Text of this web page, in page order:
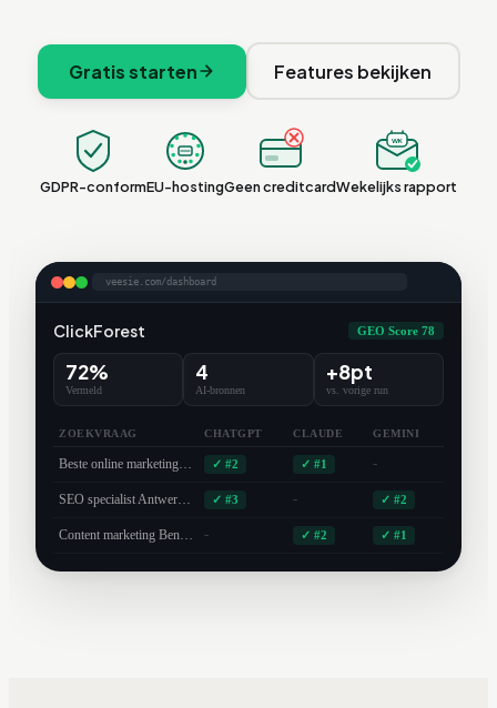
Gratis starten Features bekijken
GDPR-conformEU-hostingGeen creditcard
WK
Wekelijks rapport
veesie.com/dashboard
ClickForest GEO Score 78
72%
Vermeld
4
AI-bronnen
+8pt
vs. vorige run
ZOEKVRAAG CHATGPT CLAUDE GEMINI
Beste online marketing bureau... ✓ #2 ✓ #1 -
SEO specialist Antwerpen... ✓ #3 - ✓ #2
Content marketing Benelux... - ✓ #2 ✓ #1